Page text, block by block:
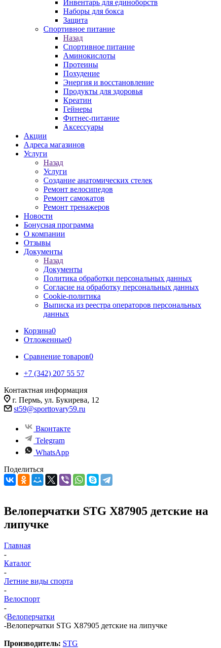
Инвентарь для единоборств
Наборы для бокса
Защита
Спортивное питание
Назад
Спортивное питание
Аминокислоты
Протеины
Похудение
Энергия и восстановление
Продукты для здоровья
Креатин
Гейнеры
Фитнес-питание
Аксессуары
Акции
Адреса магазинов
Услуги
Назад
Услуги
Создание анатомических стелек
Ремонт велосипедов
Ремонт самокатов
Ремонт тренажеров
Новости
Бонусная программа
О компании
Отзывы
Документы
Назад
Документы
Политика обработки персональных данных
Согласие на обработку персональных данных
Cookie-политика
Выписка из реестра операторов персональных
данных
Корзина0
Отложенные0
Сравнение товаров0
+7 (342) 207 55 57
Контактная информация
г. Пермь, ул. Букирева, 12
st59@sporttovary59.ru
Вконтакте
Telegram
WhatsApp
Поделиться
Велоперчатки STG X87905 детские на
липучке
Главная
-
Каталог
-
Летние виды спорта
-
Велоспорт
-
Велоперчатки
-Велоперчатки STG X87905 детские на липучке
Производитель: STG